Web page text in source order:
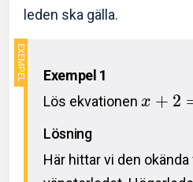
leden ska gälla.
Exempel 1
Lös ekvationen x + 2
Lösning
Här hittar vi den okända